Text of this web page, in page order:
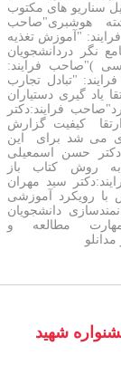
سناریو های مکتوب
هوشبری"صاحب
2- عنوان فرایند: "آموزش تغذیه
نگر دردانشجویان
)"صاحب فرایند:
3- عنوان فرایند: "تبادل تجارب
گیری دستیاران
فرایند:دکتر
ارتقا کیفیت گزارش
می شد برای این
حسن اسمعیلی
روش کتاب باز
سید مهران
با رویکرد آموزشی
دانشجویان
مطالعه و
مدانلو
شهید